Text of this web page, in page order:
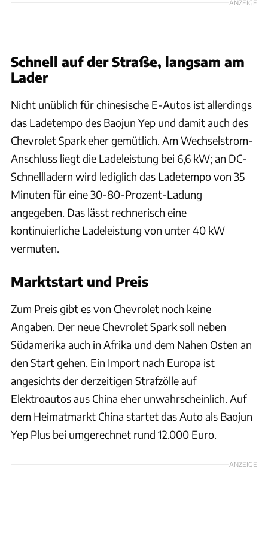
ANZEIGE
Schnell auf der Straße, langsam am
Lader
Nicht unüblich für chinesische E-Autos ist allerdings
das Ladetempo des Baojun Yep und damit auch des
Chevrolet Spark eher gemütlich. Am Wechselstrom-
Anschluss liegt die Ladeleistung bei 6,6 kW; an DC-
Schnellladern wird lediglich das Ladetempo von 35
Minuten für eine 30-80-Prozent-Ladung
angegeben. Das lässt rechnerisch eine
kontinuierliche Ladeleistung von unter 40 kW
vermuten.
Marktstart und Preis
Zum Preis gibt es von Chevrolet noch keine
Angaben. Der neue Chevrolet Spark soll neben
Südamerika auch in Afrika und dem Nahen Osten an
den Start gehen. Ein Import nach Europa ist
angesichts der derzeitigen Strafzölle auf
Elektroautos aus China eher unwahrscheinlich. Auf
dem Heimatmarkt China startet das Auto als Baojun
Yep Plus bei umgerechnet rund 12.000 Euro.
ANZEIGE